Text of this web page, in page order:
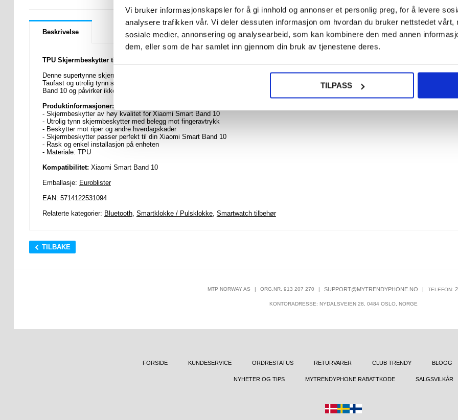
Vi bruker informasjonskapsler for å gi innhold og annonser et personlig preg, for å levere
analysere trafikken vår. Vi deler dessuten informasjon om hvordan du bruker nettstedet vårt,
sosiale medier, annonsering og analysearbeid, som kan kombinere den med annen
dem, eller som de har samlet inn gjennom din bruk av tjenestene deres.
TILPASS
Beskrivelse
TPU Skjermbeskytter til Xiaomi Smart Band 10
Denne supertynne skjermbeskytteren TPU beskytter skjermen på din Xiaomi Smart Band 10 mot skader fra hverdagen.
Taufast og utrolig tynn skjermbeskytter som er krystallklar og knapt merkbar. Denne TPU skjermbeskytteren passer perfekt til din Xiaomi
Band 10 og påvirker ikke skjermens kvalitet.
Produktinformasjoner:
- Skjermbeskytter av høy kvalitet for Xiaomi Smart Band 10
- Utrolig tynn skjermbeskytter med belegg mot fingeravtrykk
- Beskytter mot riper og andre hverdagskader
- Skjermbeskytter passer perfekt til din Xiaomi Smart Band 10
- Rask og enkel installasjon på enheten
- Materiale: TPU
Kompatibilitet: Xiaomi Smart Band 10
Emballasje: Euroblister
EAN: 5714122531094
Relaterte kategorier: Bluetooth, Smartklokke / Pulsklokke, Smartwatch tilbehør
TILBAKE
for
&
MTP NORWAY AS | ORG.NR. 913 207 270 | SUPPORT@MYTRENDYPHONE.NO | TELEFON:
KONTORADRESSE: NYDALSVEIEN 28, 0484 OSLO, NORGE
FORSIDE KUNDESERVICE ORDRESTATUS RETURVARER CLUB TRENDY BLOGG
NYHETER OG TIPS MYTRENDYPHONE RABATTKODE SALGSVILKÅR